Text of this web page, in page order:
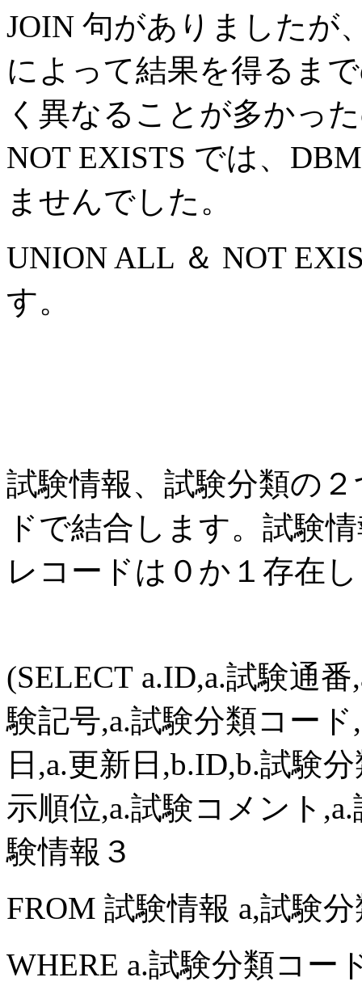
JOIN 句がありましたが
によって結果を得るま
く異なることが多かっ
NOT EXISTS では、
ませんでした。
UNION ALL ＆ NOT
す。
試験情報、試験分類の
ドで結合します。試験
レコードは０か１存在
(SELECT a.ID,a.試験通
験記号,a.試験分類コー
日,a.更新日,b.ID,b.試験
示順位,a.試験コメント
験情報３
FROM 試験情報 a,試験分
WHERE a.試験分類コー